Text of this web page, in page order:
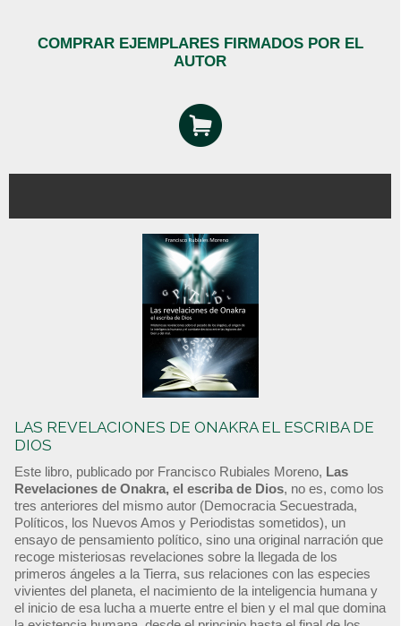
COMPRAR EJEMPLARES FIRMADOS POR EL
AUTOR
LAS REVELACIONES DE ONAKRA EL ESCRIBA DE
DIOS
Este libro, publicado por Francisco Rubiales Moreno, Las
Revelaciones de Onakra, el escriba de Dios, no es, como los
tres anteriores del mismo autor (Democracia Secuestrada,
Políticos, los Nuevos Amos y Periodistas sometidos), un
ensayo de pensamiento político, sino una original narración que
recoge misteriosas revelaciones sobre la llegada de los
primeros ángeles a la Tierra, sus relaciones con las especies
vivientes del planeta, el nacimiento de la inteligencia humana y
el inicio de esa lucha a muerte entre el bien y el mal que domina